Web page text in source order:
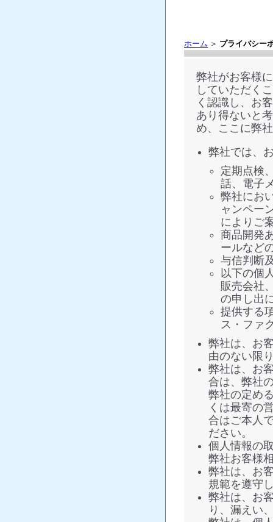
ホーム ＞ プライバシー
弊社がお客様
していただく
く認識し、お
あり得ないと
め、ここに弊
弊社では、
定期点検
話、電子
弊社にお
ャンペー
によりご
商品開発
ールなど
与信判断
以下の個
販売会社
の申し出
提供する
ス・ファ
弊社は、お
由のない限
弊社は、お
合は、弊社
弊社の定め
くは最寄の
合はご本人
ださい。
個人情報の
弊社お客様
弊社は、お
規範を遵守
弊社は、お
り、漏えい